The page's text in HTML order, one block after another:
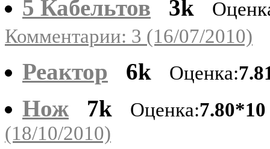
5 Кабельтов
3k
Комментарии: 3 (16/07/2010)
Реактор 6k Оценка:
Нож 7k Оценка:7.80*10
(18/10/2010)